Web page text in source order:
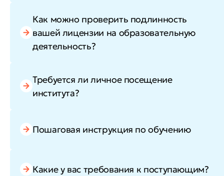
Как можно проверить подлинность
вашей лицензии на образовательную
деятельность?
Требуется ли личное посещение
института?
Пошаговая инструкция по обучению
Какие у вас требования к поступающим?